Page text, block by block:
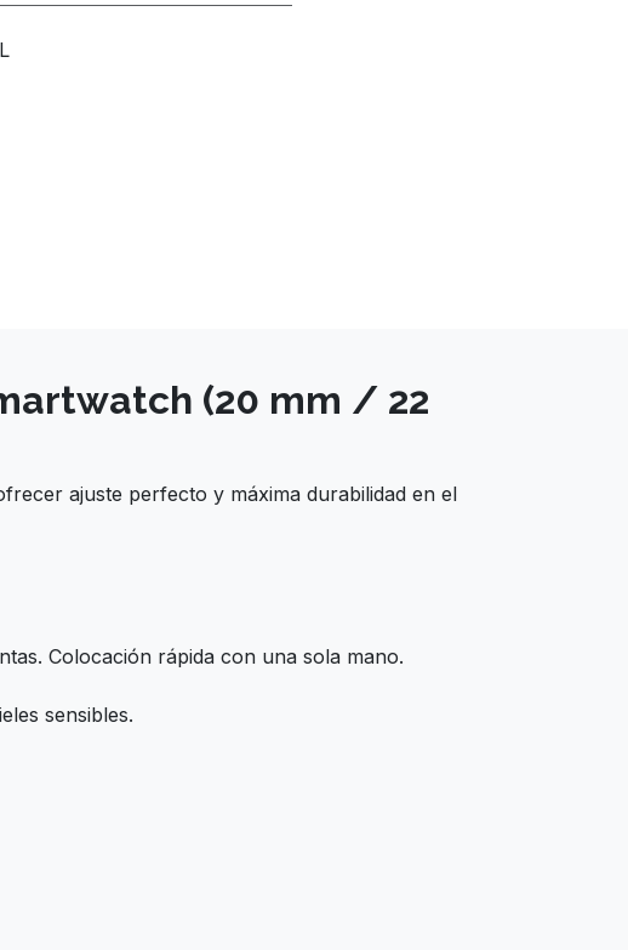
(20 mm / 22
ajuste perfecto y máxima durabilidad en el
Colocación rápida con una sola mano.
sensibles.